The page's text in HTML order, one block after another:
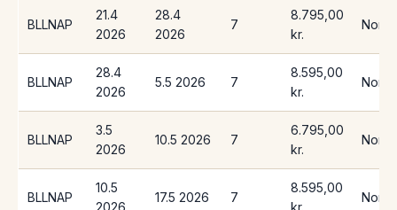
BLLNAP
21.4
2026
28.4
2026
7
8.795,00
kr.
BLLNAP
28.4
2026
5.5 2026 7
8.595,00
kr.
BLLNAP
3.5
2026
10.5 2026 7
6.795,00
kr.
BLLNAP
10.5
2026
17.5 2026 7
8.595,00
kr.